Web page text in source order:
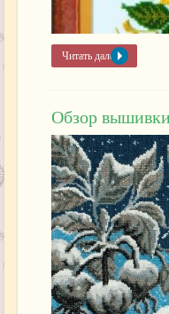
Читать далее »
Обзор